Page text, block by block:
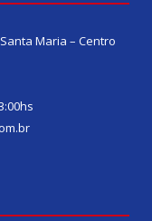
Maria – Centro